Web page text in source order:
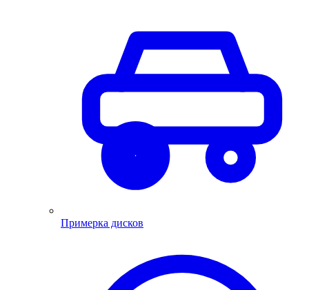
Примерка дисков